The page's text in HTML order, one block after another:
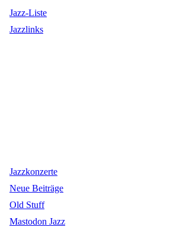
Jazz-Liste
Jazzlinks
Jazzkonzerte
Neue Beiträge
Old Stuff
Mastodon Jazz